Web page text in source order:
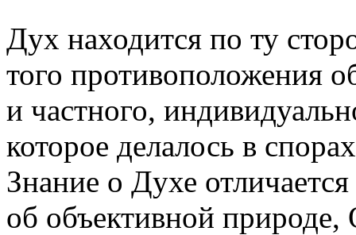
Дух находится по ту
того противоположения
и частного,
которое делалось в
Знание о Духе
об объективной природе,